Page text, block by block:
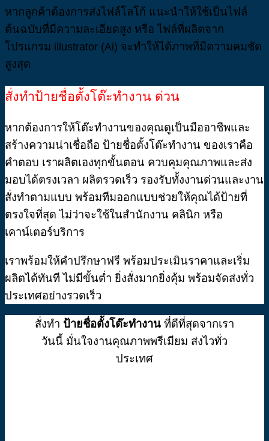
หากลูกค้าต้องการส่งไฟล์โลโก้ แนะนำให้ใช้เป็นไฟล์
ต้นฉบับที่มีความละเอียดสูง หรือ ไฟล์ที่ผลิตจาก
โปรแกรม illustrator (Ai) จะทำให้ได้ภาพที่มีความคมชัด
สูงสุด
สั่งทำป้ายชื่อตั้งโต๊ะทำงาน ด่วน
หากต้องการให้โต๊ะทำงานของคุณดูเป็นมืออาชีพและ
สร้างความน่าเชื่อถือ ป้ายชื่อตั้งโต๊ะทำงาน ของเราคือ
คำตอบ เราผลิตเองทุกขั้นตอน ควบคุมคุณภาพและส่ง
มอบได้ตรงเวลา ผลิตรวดเร็ว รองรับทั้งงานด่วนและงาน
สั่งทำตามแบบ พร้อมทีมออกแบบช่วยให้คุณได้ป้ายที่
ตรงใจที่สุด ไม่ว่าจะใช้ในสำนักงาน คลินิก หรือ
เคาน์เตอร์บริการ
เราพร้อมให้คำปรึกษาฟรี พร้อมประเมินราคาและเริ่ม
ผลิตได้ทันที ไม่มีขั้นต่ำ ยิ่งสั่งมากยิ่งคุ้ม พร้อมจัดส่งทั่ว
ประเทศอย่างรวดเร็ว
สั่งทำ ป้ายชื่อตั้งโต๊ะทำงาน ที่ดีที่สุดจากเรา
วันนี้ มั่นใจงานคุณภาพพรีเมียม ส่งไวทั่ว
ประเทศ